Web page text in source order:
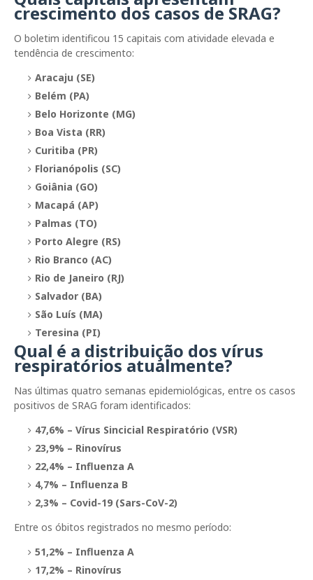
crescimento dos casos de SRAG?
O boletim identificou 15 capitais com atividade elevada e
tendência de crescimento:
Aracaju (SE)
Belém (PA)
Belo Horizonte (MG)
Boa Vista (RR)
Curitiba (PR)
Florianópolis (SC)
Goiânia (GO)
Macapá (AP)
Palmas (TO)
Porto Alegre (RS)
Rio Branco (AC)
Rio de Janeiro (RJ)
Salvador (BA)
São Luís (MA)
Teresina (PI)
Qual é a distribuição dos vírus
respiratórios atualmente?
Nas últimas quatro semanas epidemiológicas, entre os casos
positivos de SRAG foram identificados:
47,6% – Vírus Sincicial Respiratório (VSR)
23,9% – Rinovírus
22,4% – Influenza A
4,7% – Influenza B
2,3% – Covid-19 (Sars-CoV-2)
Entre os óbitos registrados no mesmo período:
51,2% – Influenza A
17,2% – Rinovírus